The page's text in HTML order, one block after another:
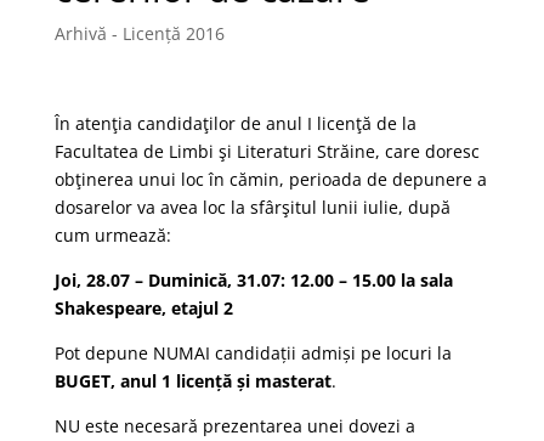
Arhivă - Licență 2016
În atenţia candidaţilor de anul I licenţă de la
Facultatea de Limbi şi Literaturi Străine, care doresc
obţinerea unui loc în cămin, perioada de depunere a
dosarelor va avea loc la sfârşitul lunii iulie, după
cum urmează:
Joi, 28.07 – Duminică, 31.07: 12.00 – 15.00 la sala
Shakespeare, etajul 2
Pot depune NUMAI candidații admiși pe locuri la
BUGET, anul 1 licență și masterat.
NU este necesară prezentarea unei dovezi a